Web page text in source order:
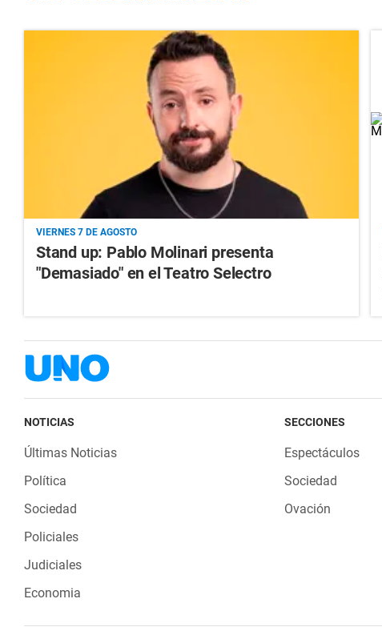
VIERNES 7 DE AGOSTO
Stand up: Pablo Molinari presenta
"Demasiado" en el Teatro Selectro
NOTICIAS
Últimas Noticias
Política
Sociedad
Policiales
Judiciales
Economia
SECCIONES
Espectáculos
Sociedad
Ovación